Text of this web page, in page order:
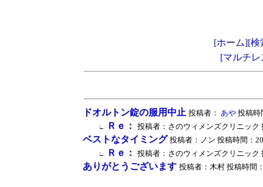
[ホーム][検
[マルチ
ドオルトン錠の服用中止 投稿者： あや 投稿時
∟ Ｒｅ： 投稿者：さのウィメンズクリニック
ベストなタイミング 投稿者：ノン 投稿時間：
∟ Ｒｅ： 投稿者：さのウィメンズクリニック
ありがとうございます 投稿者：木村 投稿時間